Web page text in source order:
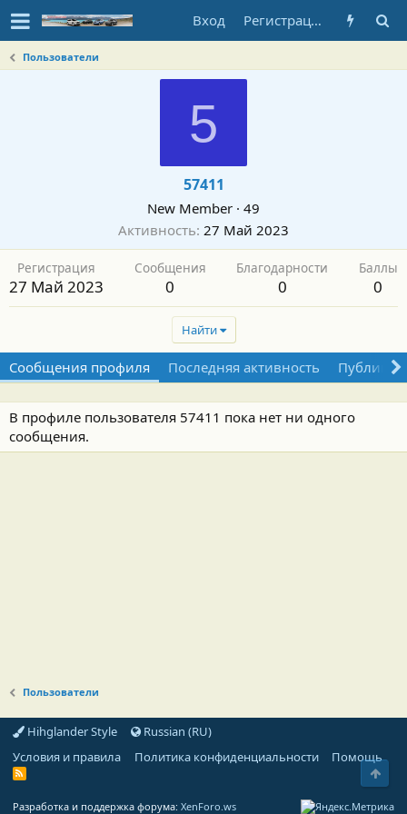
Вход Регистрация
Пользователи
5
57411
New Member · 49
Активность 27 Май 2023
Регистрация
27 Май 2023
Сообщения
0
Благодарности
0
Баллы
0
Найти
Сообщения профиля Последняя активность
В профиле пользователя 57411 пока нет ни одного
сообщения.
Пользователи
Hihglander Style
Russian (RU)
Условия и правила
Политика конфиденциальности Помощь
R
Разработка и поддержка форума: XenForo.ws